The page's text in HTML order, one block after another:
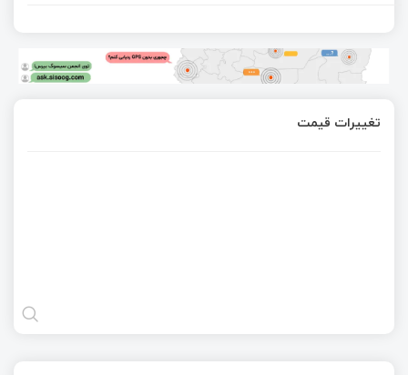
تغییرات قیمت